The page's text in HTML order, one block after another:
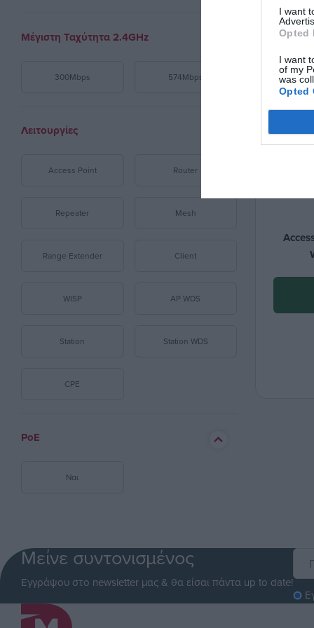
I want
Opted
I want
of my
was
Opted
Μέγιστη Ταχύτητα 2.4GΗz
300Mbps 574Mbps
Λειτουργίες
Access Point Router
Repeater Mesh
Range Extender Client
WISP AP WDS
Station Station WDS
CPE
PoE
Ναι
Μείνε συντονισμένος
Εγγράψου στο newsletter μας & θα είσαι πάντα up to date!